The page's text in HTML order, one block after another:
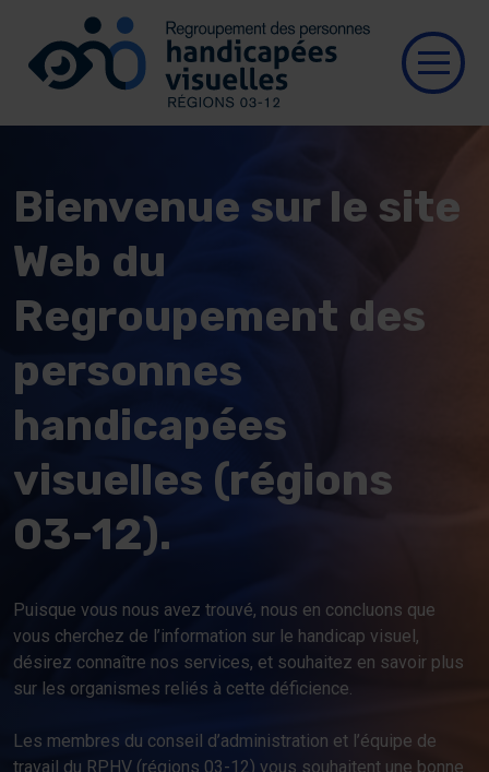
Se connecter
Aller au contenu
Allez à la page d’accueil
Bienvenue sur le site
Web du
Regroupement des
personnes
handicapées
visuelles (régions
03-12).
Puisque vous nous avez trouvé, nous en concluons que
vous cherchez de l’information sur le handicap visuel,
désirez connaître nos services, et souhaitez en savoir plus
sur les organismes reliés à cette déficience.
Les membres du conseil d’administration et l’équipe de
travail du RPHV (régions 03-12) vous souhaitent une bonne